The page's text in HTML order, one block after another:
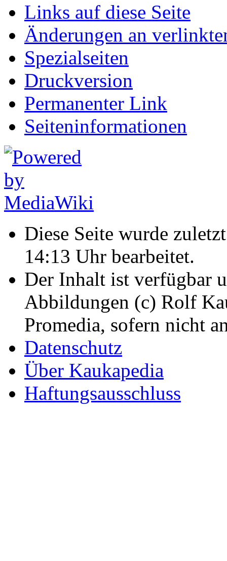
Links auf diese Seite
Änderungen an
Spezialseiten
Druckversion
Permanenter Link
Seiten­informationen
Diese Seite wurde
14:13 Uhr bearbeitet.
Der Inhalt ist verfügbar
Abbildungen (c) Rolf
Promedia, sofern nicht
Datenschutz
Über Kaukapedia
Haftungsausschluss